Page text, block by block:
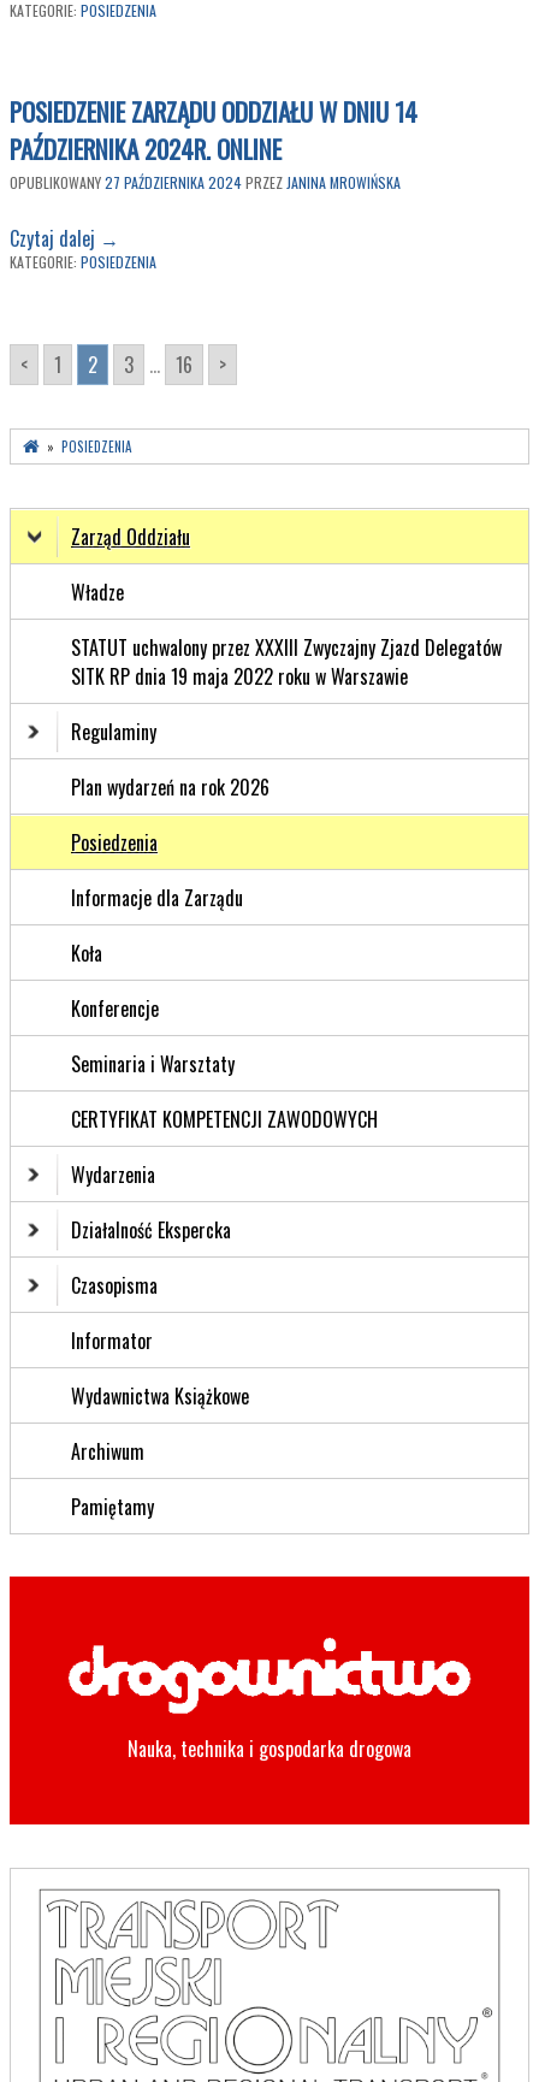
KATEGORIE: POSIEDZENIA
POSIEDZENIE ZARZĄDU ODDZIAŁU W DNIU 14
PAŹDZIERNIKA 2024R. ONLINE
OPUBLIKOWANY27 PAŹDZIERNIKA 2024PRZEZ JANINA MROWIŃSKA
Czytaj dalej →
KATEGORIE: POSIEDZENIA
< 1 2 3 ... 16 >
» POSIEDZENIA
Zarząd Oddziału
Władze
STATUT uchwalony przez XXXIII Zwyczajny Zjazd Delegatów
SITK RP dnia 19 maja 2022 roku w Warszawie
Regulaminy
Plan wydarzeń na rok 2026
Posiedzenia
Informacje dla Zarządu
Koła
Konferencje
Seminaria i Warsztaty
CERTYFIKAT KOMPETENCJI ZAWODOWYCH
Wydarzenia
Działalność Ekspercka
Czasopisma
Informator
Wydawnictwa Książkowe
Archiwum
Pamiętamy
Nauka, technika i gospodarka drogowa